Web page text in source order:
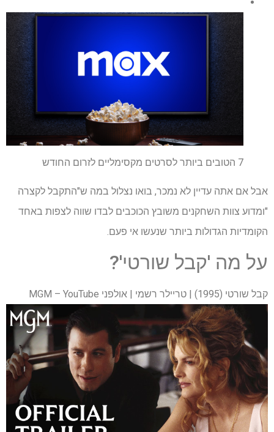
7 הטובים ביותר לסרטים מקסימליים לזרום החודש
אבל אם אתה עדיין לא נמכר, בואו נצלול במה ש"התקבל לקצרה
"ומדוע צוות השחקנים משובץ הכוכבים לבדו שווה לצפות באחד
הקומדיות הגדולות ביותר שנעשו אי פעם.
על מה 'קבל שורטי'?
קבל שורטי (1995) | טריילר רשמי | אולפני MGM – YouTube